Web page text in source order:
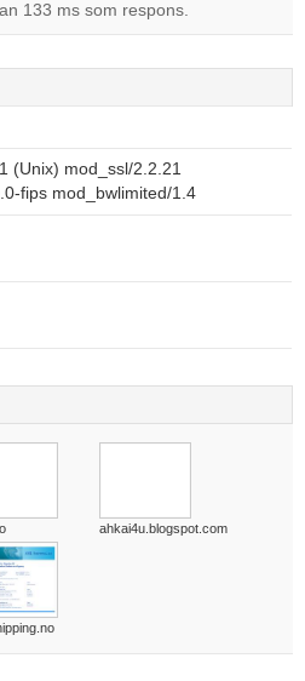
133 ms som respons.
(Unix) mod_ssl/2.2.21
fips mod_bwlimited/1.4
ahkai4u.blogspot.com